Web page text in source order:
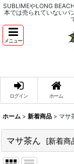
SUBLIMEやLONG
本では売られていないバ
メニュー
ログイン ホーム
ホーム > 新着商品 > マサ
マサ茶ん [新着商